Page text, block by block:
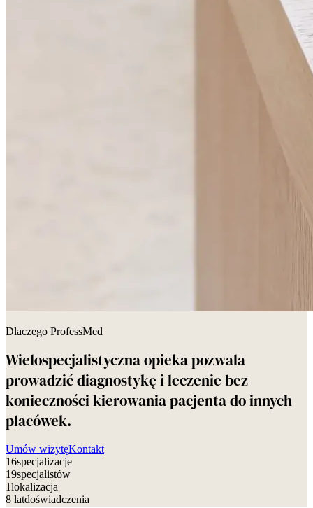
Dlaczego ProfessMed
Wielospecjalistyczna opieka pozwala
prowadzić diagnostykę i leczenie bez
konieczności kierowania pacjenta do innych
placówek.
Umów wizytęKontakt
16specjalizacje
19specjalistów
1lokalizacja
8 latdoświadczenia